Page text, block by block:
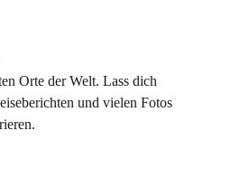
Orte der Welt. Lass dich
und vielen Fotos